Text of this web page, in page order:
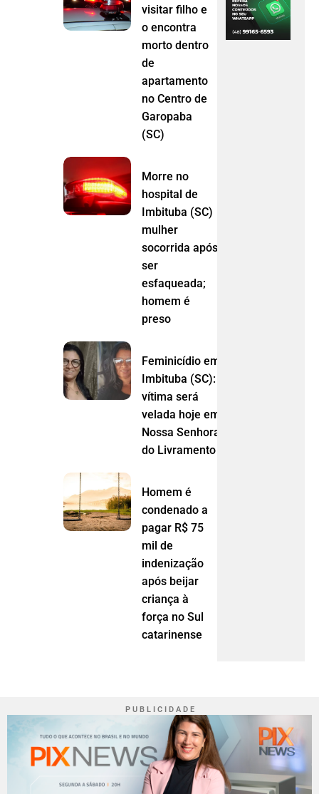
visitar filho e
o encontra
morto dentro
de
apartamento
no Centro de
Garopaba
(SC)
Morre no
hospital de
Imbituba (SC)
mulher
socorrida após
ser
esfaqueada;
homem é
preso
Feminicídio em
Imbituba (SC):
vítima será
velada hoje em
Nossa Senhora
do Livramento (MT)
Homem é
condenado a
pagar R$ 75
mil de
indenização
após beijar
criança à
força no Sul
catarinense
P U B L I C I D A D E